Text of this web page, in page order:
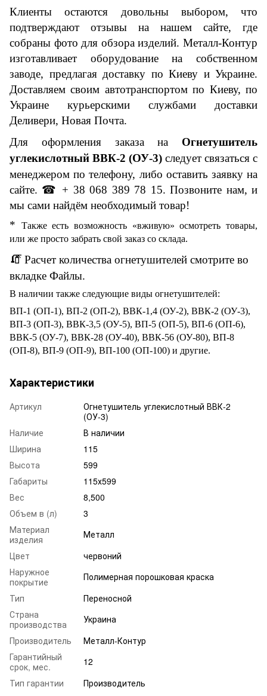
Клиенты остаются довольны выбором, что
подтверждают отзывы на нашем сайте, где
собраны фото для обзора изделий. Металл-Контур
изготавливает оборудование на собственном
заводе, предлагая доставку по Киеву и Украине.
Доставляемсвоим автотранспортом по Киеву, по
Украине курьерскими службами доставки
Деливери, Новая Почта.
Для оформления заказана Огнетушитель
углекислотный ВВК-2 (ОУ-3) следует связаться с
менеджером по телефону, либо оставить заявку на
сайте. ☎ + 38 068 389 78 15. Позвоните нам, и
мы сами найдём необходимый товар!
*
Также есть возможность «вживую» осмотреть товары,
или же просто забрать свой заказ со склада.
🧯 Расчет количества огнетушителей смотрите во
вкладке Файлы.
В наличии также следующие виды огнетушителей:
ВП-1 (ОП-1), ВП-2 (ОП-2), ВВК-1,4 (ОУ-2), ВВК-2 (ОУ-3),
ВП-3 (ОП-3), ВВК-3,5 (ОУ-5), ВП-5 (ОП-5), ВП-6 (ОП-6),
ВВК-5 (ОУ-7), ВВК-28 (ОУ-40), ВВК-56 (ОУ-80), ВП-8
(ОП-8), ВП-9 (ОП-9), ВП-100 (ОП-100) и другие.
Характеристики
Артикул
Огнетушитель углекислотный ВВК-2
(ОУ-3)
Наличие
В наличии
Ширина
115
Высота
599
Габариты
115х599
Вес
8,500
Объем в (л)
3
Материал
изделия
Металл
Цвет
червоний
Наружное
покрытие
Полимерная порошковая краска
Тип
Переносной
Страна
производства
Украина
Производитель
Металл-Контур
Гарантийный
срок, мес.
12
Тип гарантии
Производитель